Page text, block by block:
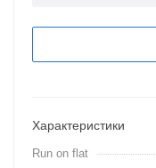
Характеристики
Run on flat